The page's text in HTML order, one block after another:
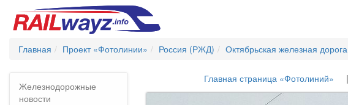
Главная Проект «Фотолинии» Россия (РЖД) Октябрьская железная дорога
Железнодорожные
новости
Главная страница «Фотолиний»